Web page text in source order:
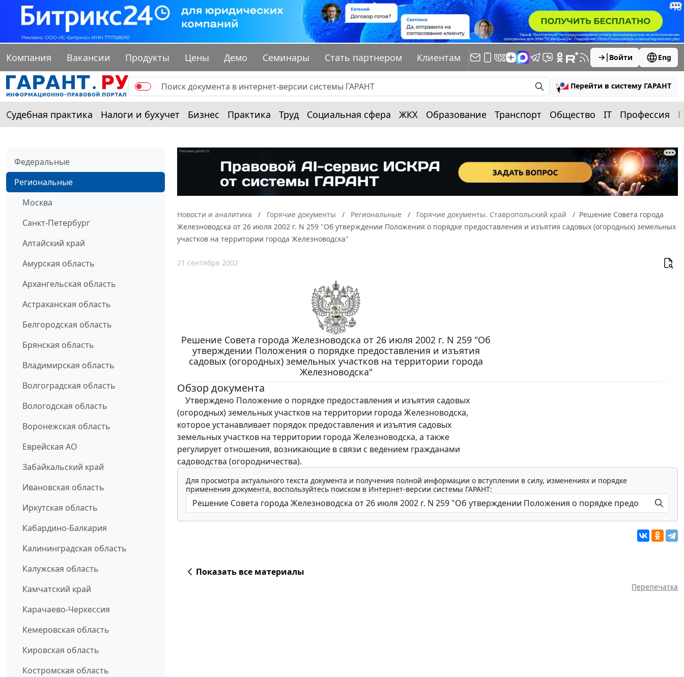
Компания Вакансии Продукты Цены Демо Семинары Стать партнером Клиентам Войти Eng
Перейти в систему ГАРАНТ
Судебная практика Налоги и бухучет Бизнес Практика Труд Социальная сфера ЖКХ Образование Транспорт Общество IT Профессия
Федеральные
Региональные
Москва
Санкт-Петербург
Алтайский край
Амурская область
Архангельская область
Астраханская область
Белгородская область
Брянская область
Владимирская область
Волгоградская область
Вологодская область
Воронежская область
Еврейская АО
Забайкальский край
Ивановская область
Иркутская область
Кабардино-Балкария
Калининградская область
Калужская область
Камчатский край
Карачаево-Черкессия
Кемеровская область
Кировская область
Костромская область
Новости и аналитика Горячие документы Региональные Горячие документы. Ставропольский край
Решение Совета города
Железноводска от 26 июля 2002 г. N 259 "Об утверждении Положения о порядке предоставления и изъятия садовых (огородных) земельных
участков на территории города Железноводска"
21 сентября 2002
Решение Совета города Железноводска от 26 июля 2002 г. N 259 "Об
утверждении Положения о порядке предоставления и изъятия
садовых (огородных) земельных участков на территории города
Железноводска"
Обзор документа
Утверждено Положение о порядке предоставления и изъятия садовых
(огородных) земельных участков на территории города Железноводска,
которое устанавливает порядок предоставления и изъятия садовых
земельных участков на территории города Железноводска, а также
регулирует отношения, возникающие в связи с ведением гражданами
садоводства (огородничества).
Для просмотра актуального текста документа и получения полной информации о вступлении в силу, изменениях и порядке
применения документа, воспользуйтесь поиском в Интернет-версии системы ГАРАНТ:
Показать все материалы
Перепечатка